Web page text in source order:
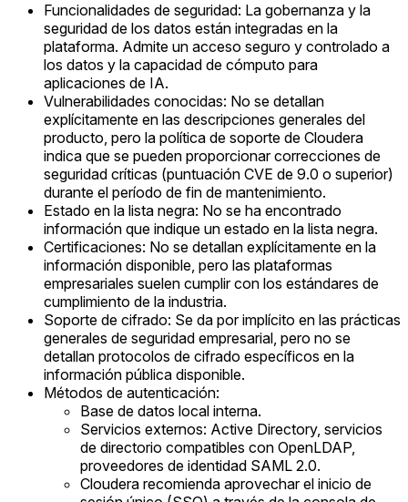
Funcionalidades de seguridad: La gobernanza y la
seguridad de los datos están integradas en la
plataforma. Admite un acceso seguro y controlado a
los datos y la capacidad de cómputo para
aplicaciones de IA.
Vulnerabilidades conocidas: No se detallan
explícitamente en las descripciones generales del
producto, pero la política de soporte de Cloudera
indica que se pueden proporcionar correcciones de
seguridad críticas (puntuación CVE de 9.0 o superior)
durante el período de fin de mantenimiento.
Estado en la lista negra: No se ha encontrado
información que indique un estado en la lista negra.
Certificaciones: No se detallan explícitamente en la
información disponible, pero las plataformas
empresariales suelen cumplir con los estándares de
cumplimiento de la industria.
Soporte de cifrado: Se da por implícito en las prácticas
generales de seguridad empresarial, pero no se
detallan protocolos de cifrado específicos en la
información pública disponible.
Métodos de autenticación:
Base de datos local interna.
Servicios externos: Active Directory, servicios
de directorio compatibles con OpenLDAP,
proveedores de identidad SAML 2.0.
Cloudera recomienda aprovechar el inicio de